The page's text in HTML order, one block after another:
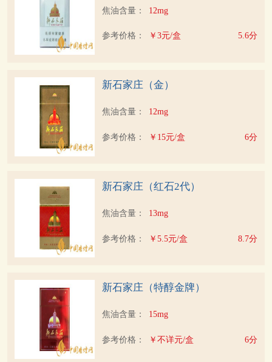
焦油含量： 12mg
参考价格： ￥3元/盒 5.6分
新石家庄（金）
焦油含量： 12mg
参考价格： ￥15元/盒 6分
新石家庄（红石2代）
焦油含量： 13mg
参考价格： ￥5.5元/盒 8.7分
新石家庄（特醇金牌）
焦油含量： 15mg
参考价格： ￥不详元/盒 6分